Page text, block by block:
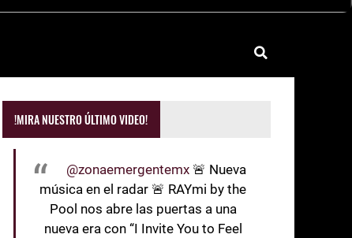
!MIRA NUESTRO ÚLTIMO VIDEO!
@zonaemergentemx 🚨 Nueva
música en el radar 🚨 RAYmi by the
Pool nos abre las puertas a una
nueva era con “I Invite You to Feel